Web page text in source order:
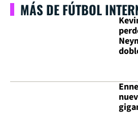
MÁS DE FÚTBOL